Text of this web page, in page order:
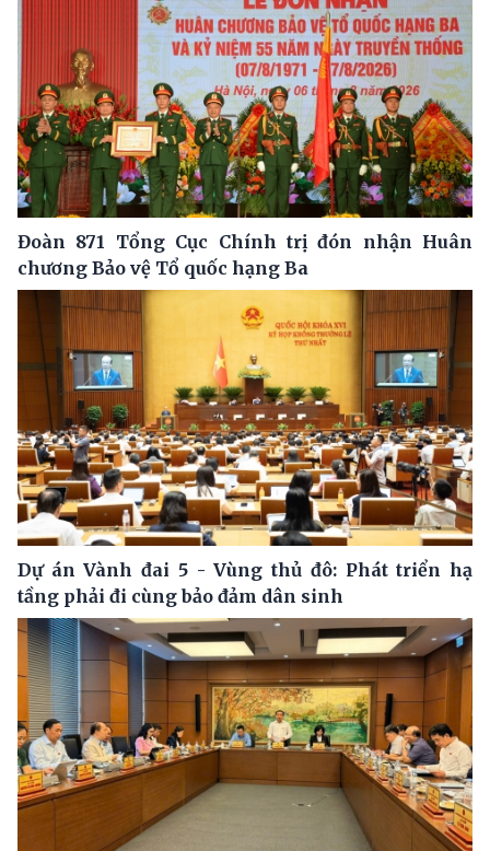
Đoàn 871 Tổng Cục Chính trị đón nhận Huân
chương Bảo vệ Tổ quốc hạng Ba
Dự án Vành đai 5 - Vùng thủ đô: Phát triển hạ
tầng phải đi cùng bảo đảm dân sinh